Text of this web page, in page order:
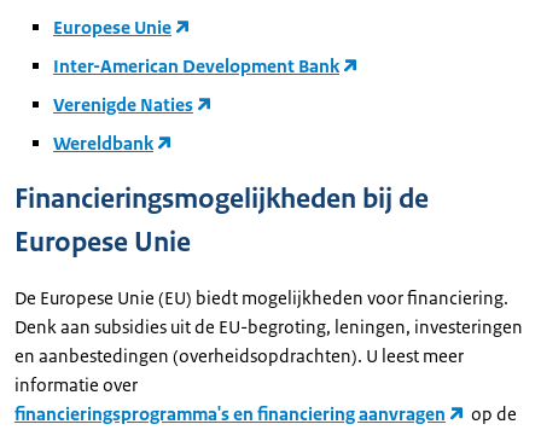
Europese Unie
Inter-American Development Bank
Verenigde Naties
Wereldbank
Financieringsmogelijkheden bij de
Europese Unie
De Europese Unie (EU) biedt mogelijkheden voor financiering.
Denk aan subsidies uit de EU-begroting, leningen, investeringen
en aanbestedingen (overheidsopdrachten). U leest meer
informatie over
financieringsprogramma's en financiering aanvragen
op de